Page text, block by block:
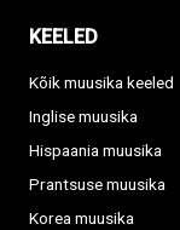
KEELED
Kõik muusika keeled
Inglise muusika
Hispaania muusika
Prantsuse muusika
Korea muusika